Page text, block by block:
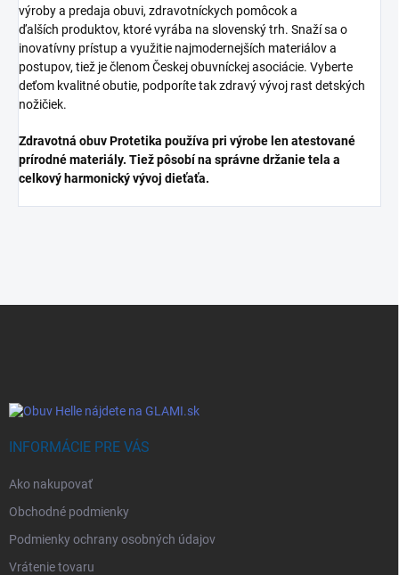
výroby a predaja obuvi, zdravotníckych pomôcok a
ďalších produktov, ktoré vyrába na slovenský trh. Snaží sa o
inovatívny prístup a využitie najmodernejších materiálov a
postupov, tiež je členom Českej obuvníckej asociácie. Vyberte
deťom kvalitné obutie, podporíte tak zdravý vývoj rast detských
nožičiek.
Zdravotná obuv Protetika používa pri výrobe len atestované
prírodné materiály. Tiež pôsobí na správne držanie tela a
celkový harmonický vývoj dieťaťa.
INFORMÁCIE PRE VÁS
Ako nakupovať
Obchodné podmienky
Podmienky ochrany osobných údajov
Vrátenie tovaru